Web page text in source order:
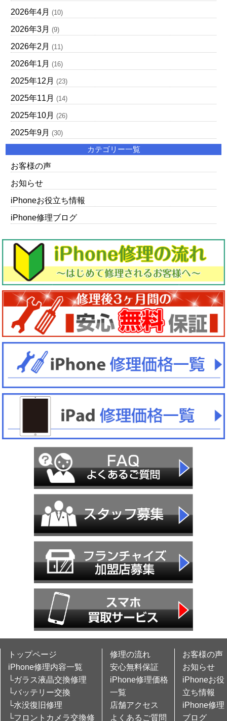
2026年4月 (10)
2026年3月 (9)
2026年2月 (11)
2026年1月 (16)
2025年12月 (23)
2025年11月 (14)
2025年10月 (26)
2025年9月 (30)
カテゴリー一覧
お客様の声
お知らせ
iPhoneお役立ち情報
iPhone修理ブログ
トップページ
iPhone修理内容一覧
└ガラス液晶交換修理
└バッテリー交換
└水没復旧修理
└フロントカメラ交換修
修理の流れ
安心無料保証
iPhone修理価格
一覧
店舗アクセス
よくあるご質問
お客様の声
お知らせ
iPhoneお役
立ち情報
iPhone修理
ブログ